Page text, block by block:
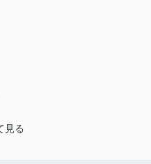
見る